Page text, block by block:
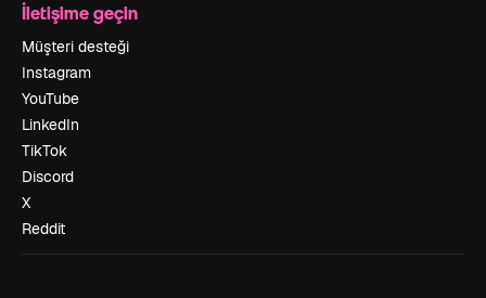
İletişime geçin
Müşteri desteği
Instagram
YouTube
LinkedIn
TikTok
Discord
X
Reddit